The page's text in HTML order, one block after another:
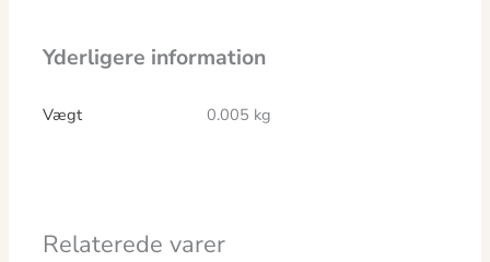
Yderligere information
Vægt 0.005 kg
Relaterede varer